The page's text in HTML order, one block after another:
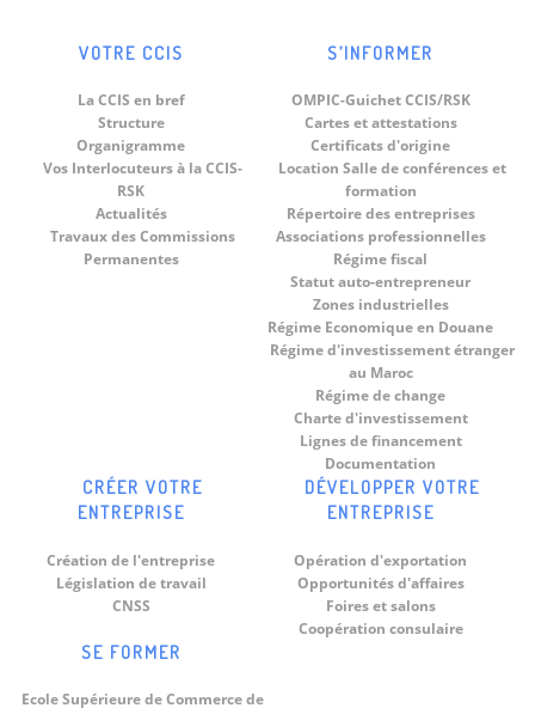
VOTRE CCIS
La CCIS en bref
Structure
Organigramme
Vos Interlocuteurs à la CCIS-
RSK
Actualités
Travaux des Commissions
Permanentes
S’INFORMER
OMPIC-Guichet CCIS/RSK
Cartes et attestations
Certificats d'origine
Location Salle de conférences et
formation
Répertoire des entreprises
Associations professionnelles
Régime fiscal
Statut auto-entrepreneur
Zones industrielles
Régime Economique en Douane
Régime d'investissement étranger
au Maroc
Régime de change
Charte d'investissement
Lignes de financement
Documentation
CRÉER VOTRE
ENTREPRISE
Création de l'entreprise
Législation de travail
CNSS
DÉVELOPPER VOTRE
ENTREPRISE
Opération d'exportation
Opportunités d'affaires
Foires et salons
Coopération consulaire
SE FORMER
Ecole Supérieure de Commerce de